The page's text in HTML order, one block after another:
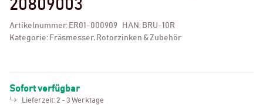
20809003
Artikelnummer: ER01-000909 HAN: BRU-10R
Kategorie: Fräsmesser, Rotorzinken & Zubehör
Sofort verfügbar
Lieferzeit: 2 - 3 Werktage